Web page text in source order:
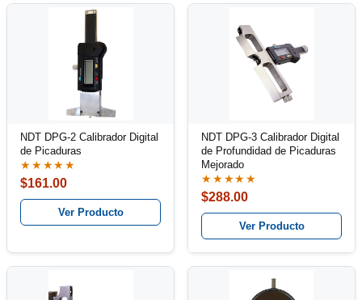
NDT DPG-2 Calibrador Digital
de Picaduras
★★★★★
$161.00
Ver Producto
NDT DPG-3 Calibrador Digital
de Profundidad de Picaduras
Mejorado
★★★★★
$288.00
Ver Producto